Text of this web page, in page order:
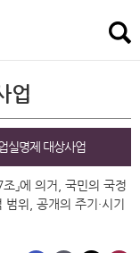
업
실명제 대상사업
」에 의거, 국민의 국정
위, 공개의 주기·시기